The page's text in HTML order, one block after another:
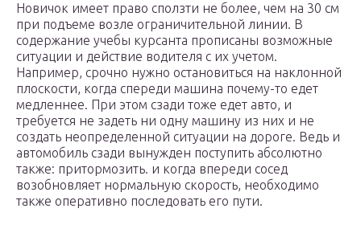
Новичок имеет право сползти не более, чем на 30 см
при подъеме возле ограничительной линии. В
содержание учебы курсанта прописаны возможные
ситуации и действие водителя с их учетом.
Например, срочно нужно остановиться на наклонной
плоскости, когда спереди машина почему-то едет
медленнее. При этом сзади тоже едет авто, и
требуется не задеть ни одну машину из них и не
создать неопределенной ситуации на дороге. Ведь и
автомобиль сзади вынужден поступить абсолютно
также: притормозить. и когда впереди сосед
возобновляет нормальную скорость, необходимо
также оперативно последовать его пути.